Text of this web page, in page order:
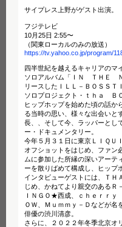
サイプレス上野がゲスト出演。
フジテレビ
10月25日 2:55〜
（関東ローカルのみの放送）
https://tv.yahoo.co.jp/program/
四半世紀を越えるキャリアのマ
ソロアルバム「ＩＮ ＴＨＥ
リースしたＩＬＬ－ＢＯＳＳ
ソロプロジェクト・ｔｈａ Ｂ
ヒップホップを始めた頃の話か
る当時の思い、様々な出会いと
長、、そして今、ラッパーとし
ー・ドキュメンタリー。
今年５月３１日に東京ＬＩＱＵ
オフショットをはじめ、ファン
ムに参加した所縁の深いアーテ
ーを散りばめて構成し、ヒップ
インタビューゲストには、Ｔ
じめ、かねてより親交のあるＲ
ＩＮＧＯ★西成、ｃｈｅｒｒ
ＯＷ、Ｍｕｍｍｙ－Ｄなどが名
俳優の渋川清彦。
さらに、２０２２年冬季北京オ